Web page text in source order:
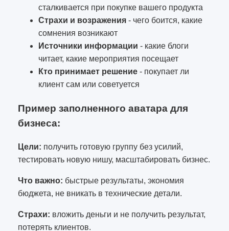
сталкивается при покупке вашего продукта
Страхи и возражения - чего боится, какие
сомнения возникают
Источники информации - какие блоги
читает, какие мероприятия посещает
Кто принимает решение - покупает ли
клиент сам или советуется
Пример заполненного аватара для
бизнеса:
Цели: получить готовую группу без усилий,
тестировать новую нишу, масштабировать бизнес.
Что важно: быстрые результаты, экономия
бюджета, не вникать в технические детали.
Страхи: вложить деньги и не получить результат,
потерять клиентов.